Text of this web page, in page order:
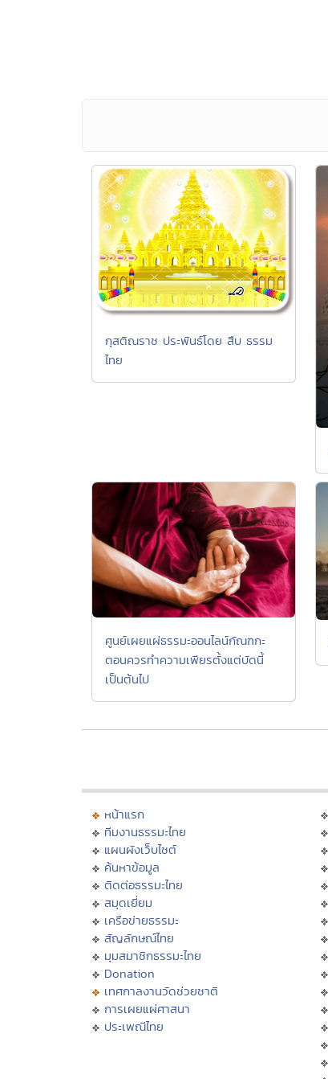
กุสติณราช ประพันธ์โดย สืบ ธรรม
ไทย
ศูนย์เผยแผ่ธรรมะออนไลน์กัณฑกะ
ตอนควรทำความเพียรตั้งแต่บัดนี้
เป็นต้นไป
หน้าแรก
ทีมงานธรรมะไทย
แผนผังเว็บไซต์
ค้นหาข้อมูล
ติดต่อธรรมะไทย
สมุดเยี่ยม
เครือข่ายธรรมะ
สัญลักษณ์ไทย
มุมสมาชิกธรรมะไทย
Donation
เทศกาลงานวัดช่วยชาติ
การเผยแผ่ศาสนา
ประเพณีไทย